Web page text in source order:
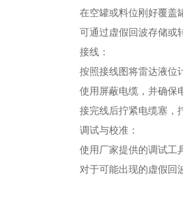
在空罐或料位刚好覆盖
可通过虚假回波存储或
接线：
按照接线图将雷达液位
使用屏蔽电缆，并确保
接完线后拧紧电缆塞，
调试与校准：
使用厂家提供的调试工
对于可能出现的虚假回